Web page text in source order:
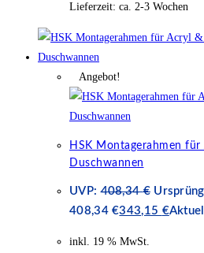
Lieferzeit: ca. 2-3 Wochen
Angebot!
HSK Montagerahmen
Duschwannen
UVP: 408,34€
408,34 €343,15 €
inkl. 19 % MwSt.